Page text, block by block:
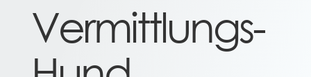
Vermittlungs-